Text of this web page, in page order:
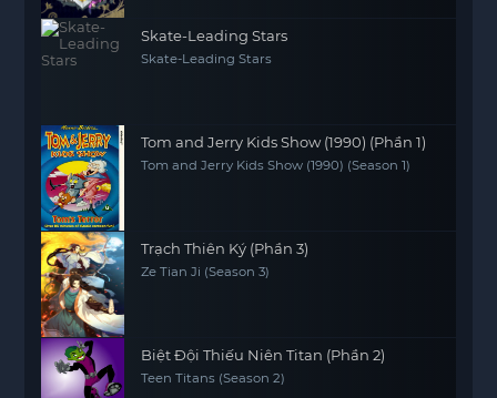
Skate-Leading Stars
Skate-Leading Stars
Tom and Jerry Kids Show (1990) (Phần 1)
Tom and Jerry Kids Show (1990) (Season 1)
Trạch Thiên Ký (Phần 3)
Ze Tian Ji (Season 3)
Biệt Đội Thiếu Niên Titan (Phần 2)
Teen Titans (Season 2)